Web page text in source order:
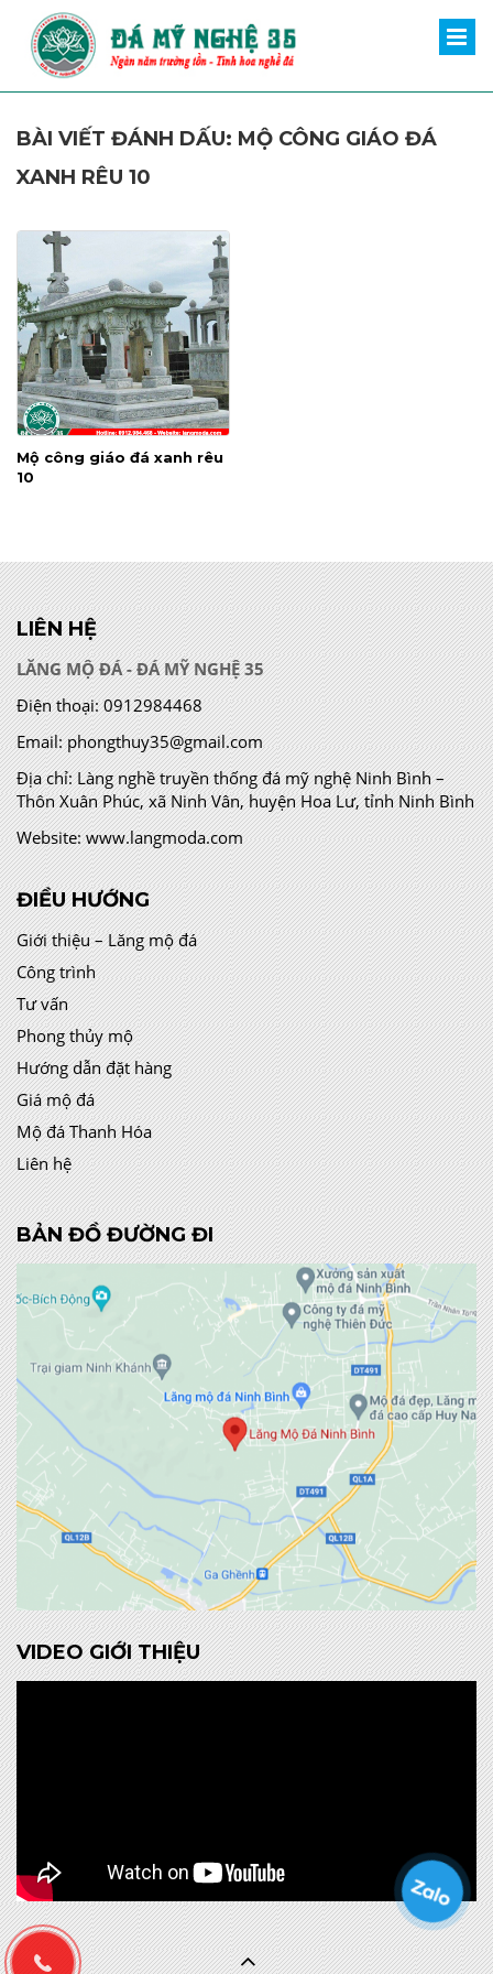
BÀI VIẾT ĐÁNH DẤU: MỘ CÔNG GIÁO ĐÁ
XANH RÊU 10
Mộ công giáo đá xanh rêu
10
LIÊN HỆ
LĂNG MỘ ĐÁ - ĐÁ MỸ NGHỆ 35
Điện thoại: 0912984468
Email: phongthuy35@gmail.com
Địa chỉ:Làng nghề truyền thống đá mỹ nghệ Ninh Bình –
Thôn Xuân Phúc, xã Ninh Vân, huyện Hoa Lư, tỉnh Ninh Bình
Website: www.langmoda.com
ĐIỀU HƯỚNG
Giới thiệu – Lăng mộ đá
Công trình
Tư vấn
Phong thủy mộ
Hướng dẫn đặt hàng
Giá mộ đá
Mộ đá Thanh Hóa
Liên hệ
BẢN ĐỒ ĐƯỜNG ĐI
VIDEO GIỚI THIỆU